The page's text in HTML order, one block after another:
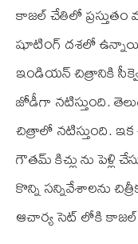
కాజల్ చేతిలో ప్రస్తుతం
షూటింగ్ దశలో
ఇండియన్ చిత్రానికి
జోడీగా నటిస్తుంది.
చిత్రాలో నటిస్తుంది.
గౌతమ్ కిచ్లు ను పెళ్లి
కొన్ని సన్నివేశాలను
ఆచార్య సెట్ లోకి కాజల్